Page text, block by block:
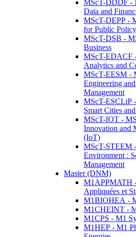
MScT-DDDF -
Data and
MScT-DEPP -
for Public
MScT-DSB -
Business
MScT-EDACF
Analytics and
MScT-EESM -
Engineering
Management
MScT-ESCLiP
Smart Cities
MScT-IOT -
Innovation and
(IoT)
MScT-STEEM
Environment :
Management
Master (DNM)
M1APPMATH
Appliquées et
M1BIOHEA -
M1CHEINT -
M1CPS - M1
M1HEP - M1